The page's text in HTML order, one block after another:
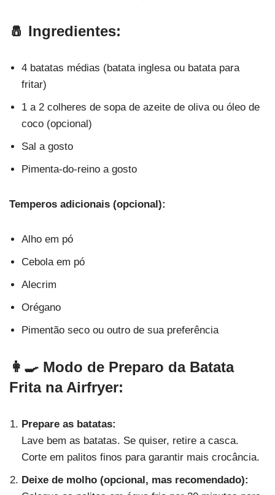
🧂 Ingredientes:
4 batatas médias (batata inglesa ou batata para
fritar)
1 a 2 colheres de sopa de azeite de oliva ou óleo de
coco (opcional)
Sal a gosto
Pimenta-do-reino a gosto
Temperos adicionais (opcional):
Alho em pó
Cebola em pó
Alecrim
Orégano
Pimentão seco ou outro de sua preferência
👩‍🍳 Modo de Preparo da Batata
Frita na Airfryer:
Prepare as batatas:
Lave bem as batatas. Se quiser, retire a casca.
Corte em palitos finos para garantir mais crocância.
Deixe de molho (opcional, mas recomendado):